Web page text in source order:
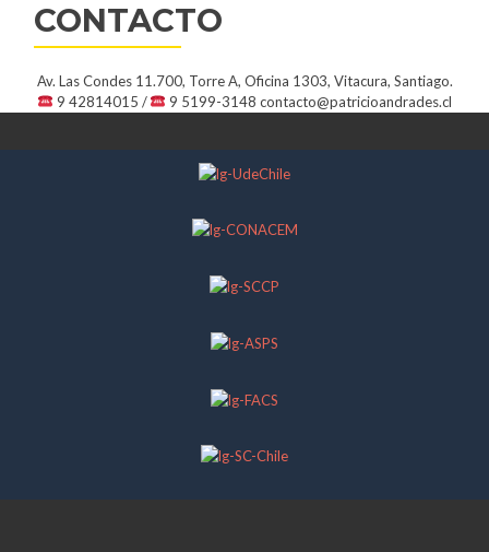
CONTACTO
Av. Las Condes 11.700, Torre A, Oficina 1303, Vitacura, Santiago.
9 42814015 /
9 5199-3148contacto@patricioandrades.cl